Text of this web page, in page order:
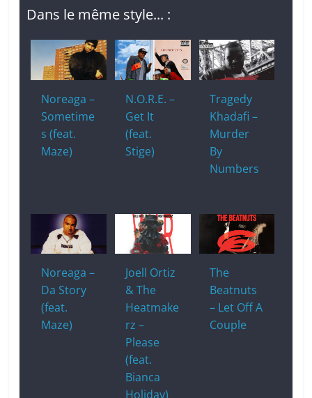
Dans le même style... :
Noreaga –
Sometime
s (feat.
Maze)
N.O.R.E. –
Get It
(feat.
Stige)
Tragedy
Khadafi –
Murder
By
Numbers
Noreaga –
Da Story
(feat.
Maze)
Joell Ortiz
& The
Heatmake
rz –
Please
(feat.
Bianca
Holiday)
The
Beatnuts
– Let Off A
Couple